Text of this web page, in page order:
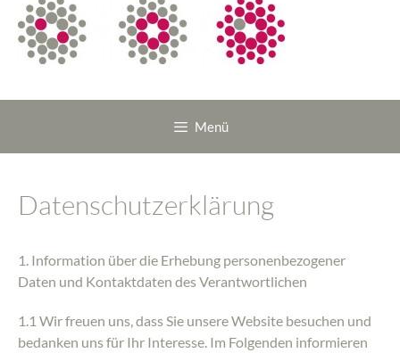
Menü
Datenschutzerklärung
1. Information über die Erhebung personenbezogener
Daten und Kontaktdaten des Verantwortlichen
1.1 Wir freuen uns, dass Sie unsere Website besuchen und
bedanken uns für Ihr Interesse. Im Folgenden informieren